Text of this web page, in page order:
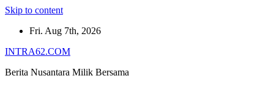
Skip to content
Fri. Aug 7th, 2026
INTRA62.COM
Berita Nusantara Milik Bersama